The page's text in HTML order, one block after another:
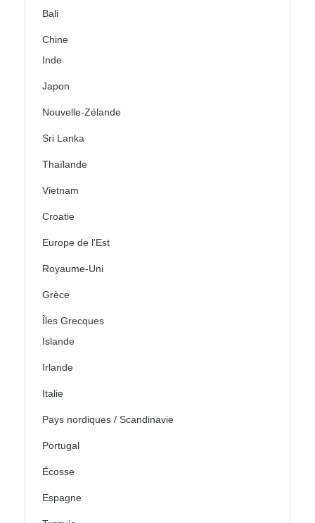
Bali
Chine
Inde
Japon
Nouvelle-Zélande
Sri Lanka
Thaïlande
Vietnam
Croatie
Europe de l'Est
Royaume-Uni
Grèce
Îles Grecques
Islande
Irlande
Italie
Pays nordiques / Scandinavie
Portugal
Écosse
Espagne